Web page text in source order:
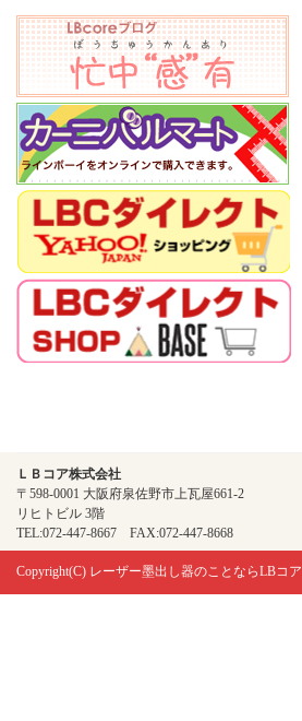
ＬＢコア株式会社
〒598-0001 大阪府泉佐野市上瓦屋661-2
リヒトビル 3階
TEL:072-447-8667 FAX:072-447-8668
Copyright(C) レーザー墨出し器のことならLBコア